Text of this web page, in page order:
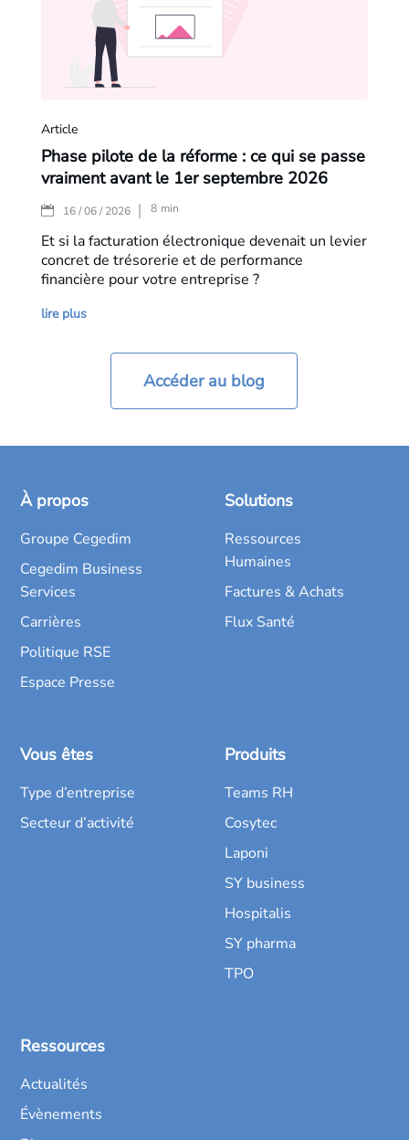
Article
Phase pilote de la réforme : ce qui se passe
vraiment avant le 1er septembre 2026
16 / 06 / 2026 |8 min
Et si la facturation électronique devenait un levier
concret de trésorerie et de performance
financière pour votre entreprise ?
lire plus
Accéder au blog
À propos
Groupe Cegedim
Cegedim Business
Services
Carrières
Politique RSE
Espace Presse
Solutions
Ressources
Humaines
Factures & Achats
Flux Santé
Vous êtes
Type d’entreprise
Secteur d’activité
Produits
Teams RH
Cosytec
Laponi
SY business
Hospitalis
SY pharma
TPO
Ressources
Actualités
Évènements